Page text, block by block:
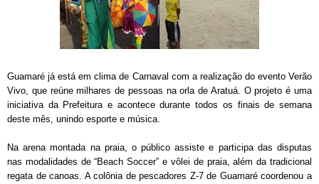
Guamaré já está em clima de Carnaval com a realização do evento Verão
Vivo, que reúne milhares de pessoas na orla de Aratuá. O projeto é uma
iniciativa da Prefeitura e acontece durante todos os finais de semana
deste mês, unindo esporte e música.
Na arena montada na praia, o público assiste e participa das disputas
nas modalidades de “Beach Soccer” e vôlei de praia, além da tradicional
regata de canoas. A colônia de pescadores Z-7 de Guamaré coordenou a